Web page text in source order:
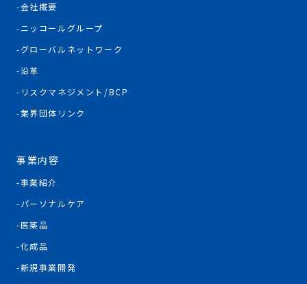
会社概要
ニッコールグループ
グローバルネットワーク
沿革
リスクマネジメント/BCP
業界団体リンク
事業内容
事業紹介
パーソナルケア
医薬品
化成品
新規事業開発